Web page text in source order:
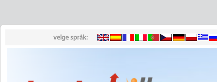
velge språk: